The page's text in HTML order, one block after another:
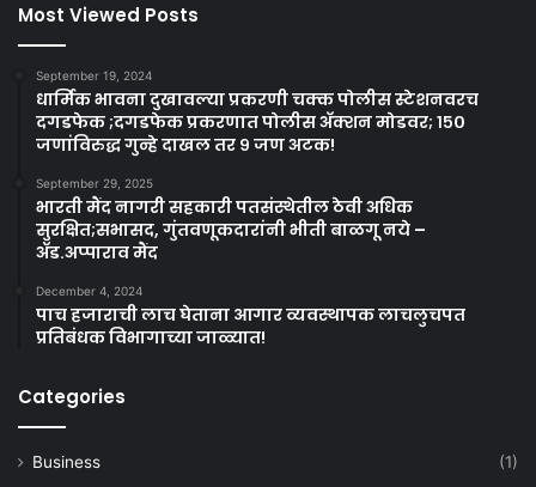
Most Viewed Posts
September 19, 2024
धार्मिक भावना दुखावल्या प्रकरणी चक्क पोलीस स्टेशनवरच
दगडफेक ;दगडफेक प्रकरणात पोलीस अ‍ॅक्शन मोडवर; १५०
जणांविरुद्ध गुन्हे दाखल तर ९ जण अटक!
September 29, 2025
भारती मैंद नागरी सहकारी पतसंस्थेतील ठेवी अधिक
सुरक्षित;सभासद, गुंतवणूकदारांनी भीती बाळगू नये –
ॲड.अप्पाराव मैंद
December 4, 2024
पाच हजाराची लाच घेताना आगार व्यवस्थापक लाचलुचपत
प्रतिबंधक विभागाच्या जाळ्यात!
Categories
Business
(1)